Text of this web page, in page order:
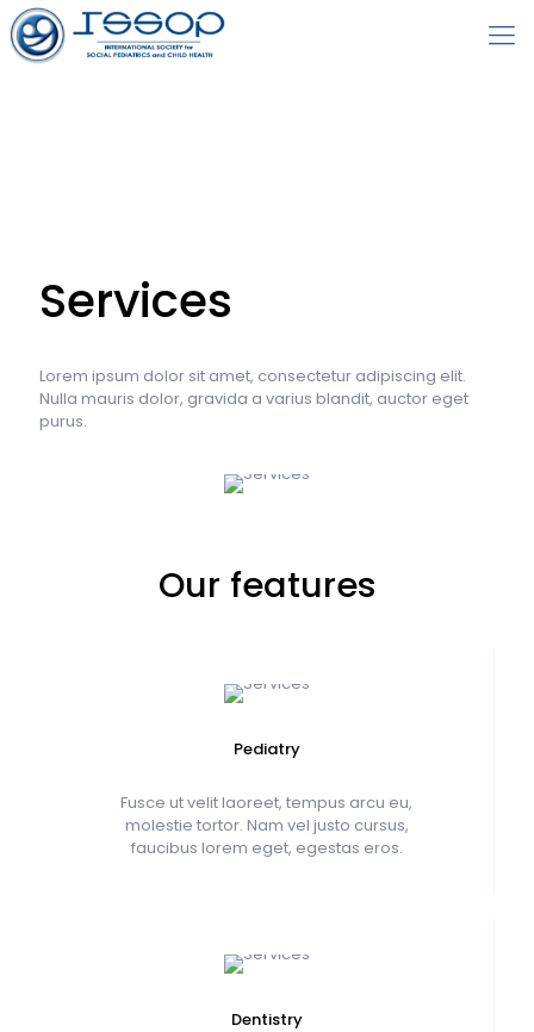
Services
Lorem ipsum dolor sit amet, consectetur adipiscing elit.
Nulla mauris dolor, gravida a varius blandit, auctor eget
purus.
Our features
Pediatry
Fusce ut velit laoreet, tempus arcu eu,
molestie tortor. Nam vel justo cursus,
faucibus lorem eget, egestas eros.
Dentistry